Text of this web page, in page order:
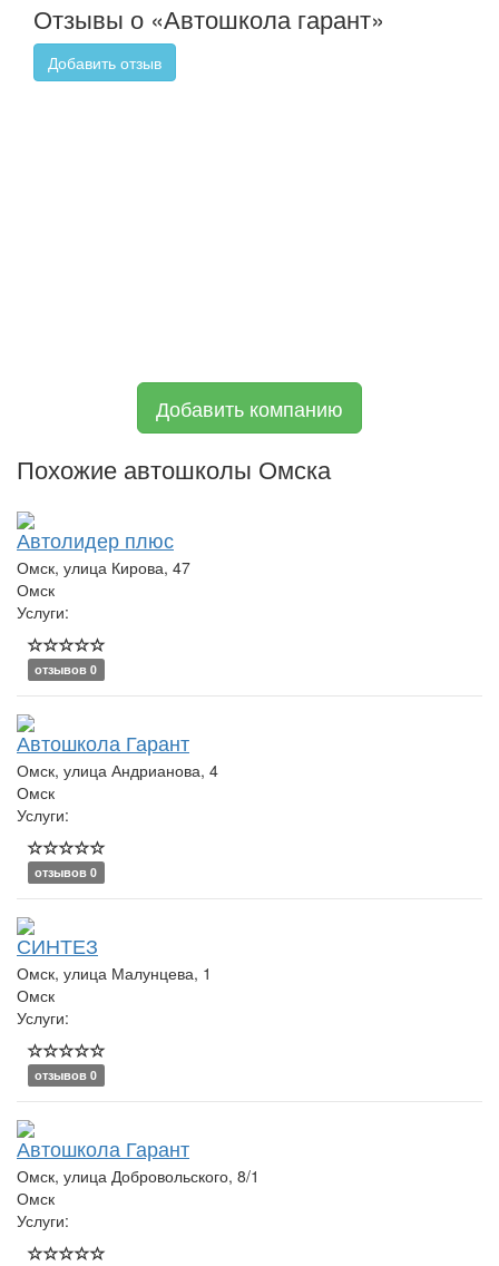
Отзывы о «Автошкола гарант»
Добавить отзыв
Добавить компанию
Похожие автошколы Омска
Автолидер плюс
Омск, улица Кирова, 47
Омск
Услуги:
отзывов 0
Автошкола Гарант
Омск, улица Андрианова, 4
Омск
Услуги:
отзывов 0
СИНТЕЗ
Омск, улица Малунцева, 1
Омск
Услуги:
отзывов 0
Автошкола Гарант
Омск, улица Добровольского, 8/1
Омск
Услуги: